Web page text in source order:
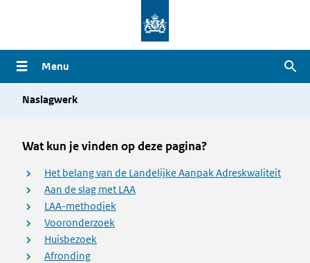
naar
de
inhoud
Menu
Naslagwerk
Wat kun je vinden op deze pagina?
Het belang van de Landelijke Aanpak Adreskwaliteit
Aan de slag met LAA
LAA-methodiek
Vooronderzoek
Huisbezoek
Afronding